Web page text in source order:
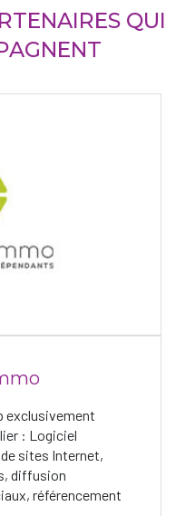
QUI
exclusivement
: Logiciel
sites Internet,
diffusion
référencement